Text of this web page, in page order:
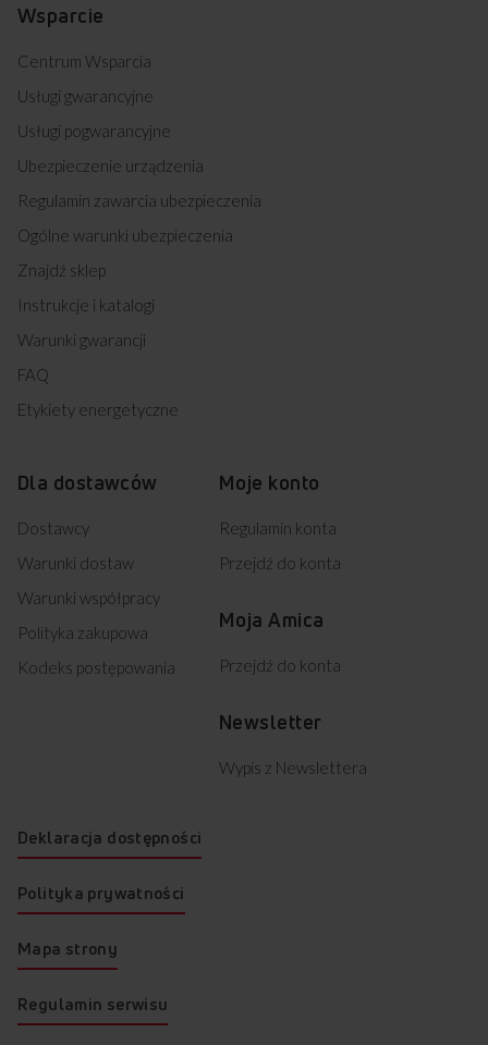
Wsparcie
Centrum Wsparcia
Usługi gwarancyjne
Usługi pogwarancyjne
Ubezpieczenie urządzenia
Regulamin zawarcia ubezpieczenia
Ogólne warunki ubezpieczenia
Znajdź sklep
Instrukcje i katalogi
Warunki gwarancji
FAQ
Etykiety energetyczne
Dla dostawców
Dostawcy
Warunki dostaw
Warunki współpracy
Polityka zakupowa
Kodeks postępowania
Moje konto
Regulamin konta
Przejdź do konta
Moja Amica
Przejdź do konta
Newsletter
Wypis z Newslettera
Deklaracja dostępności
Polityka prywatności
Mapa strony
Regulamin serwisu